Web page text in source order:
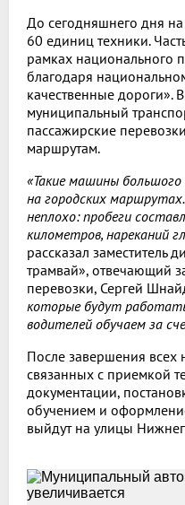
До сегодняшнего дня
60 единиц техники.
рамках национального
благодаря
качественные дороги».
муниципальный
пассажирские
маршрутам.
«Такие машины
на городских
неплохо: пробеги
километров, нареканий
рассказал заместитель
трамвай», отвечающий
перевозки, Сергей
которые будут
водителей обучаем за
После завершения
связанных с приемкой
документации,
обучением и
выйдут на улицы